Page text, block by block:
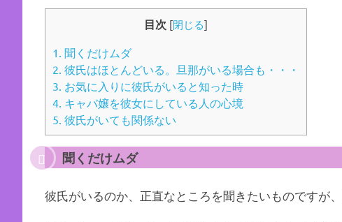
目次 [閉じる]
1. 聞くだけムダ
2. 彼氏はほとんどいる。旦那がいる場合も・・・
3. お気に入りに彼氏がいると知った時
4. キャバ嬢を彼女にしている人の心境
5. 彼氏がいても関係ない
聞くだけムダ
彼氏がいるのか、正直なところを聞きたいものですが、